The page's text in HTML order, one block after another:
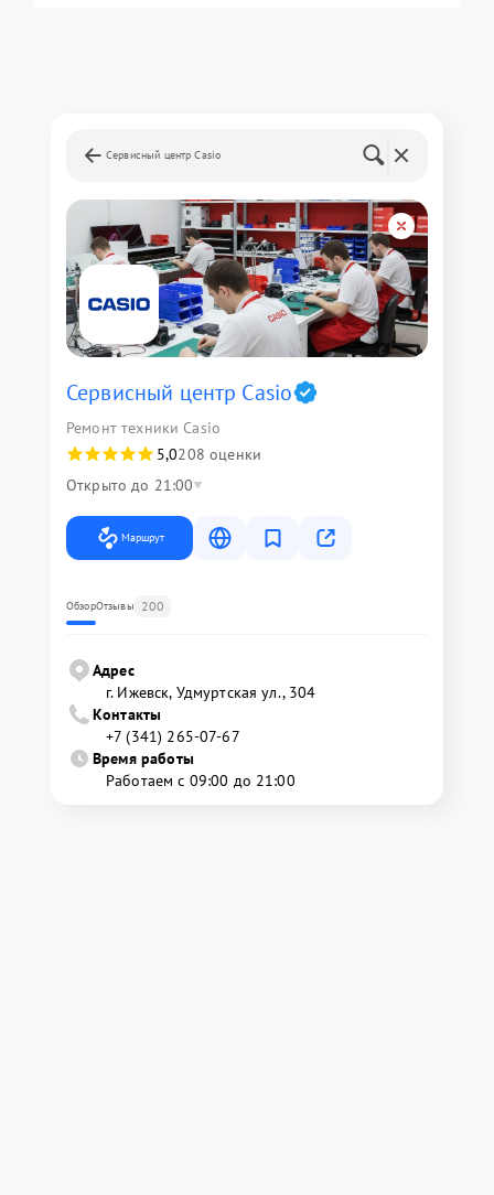
Сервисный центр Casio
Сервисный центр Casio
Ремонт техники Casio
5,0208 оценки
Открыто до 21:00
Маршрут
ОбзорОтзывы 200
Адрес
г. Ижевск, Удмуртская ул., 304
Контакты
+7 (341) 265-07-67
Время работы
Работаем с 09:00 до 21:00